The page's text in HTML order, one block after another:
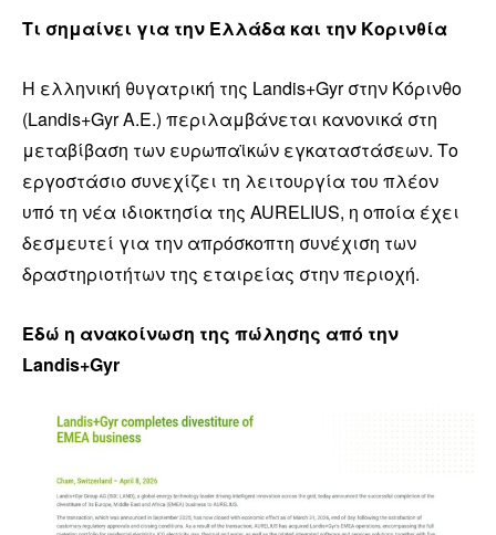
Τι σημαίνει για την Ελλάδα και την Κορινθία
Η ελληνική θυγατρική της Landis+Gyr στην Κόρινθο
(Landis+Gyr A.E.) περιλαμβάνεται κανονικά στη
μεταβίβαση των ευρωπαϊκών εγκαταστάσεων. Το
εργοστάσιο συνεχίζει τη λειτουργία του πλέον
υπό τη νέα ιδιοκτησία της AURELIUS, η οποία έχει
δεσμευτεί για την απρόσκοπτη συνέχιση των
δραστηριοτήτων της εταιρείας στην περιοχή.
Εδώ η ανακοίνωση της πώλησης από την
Landis+Gyr